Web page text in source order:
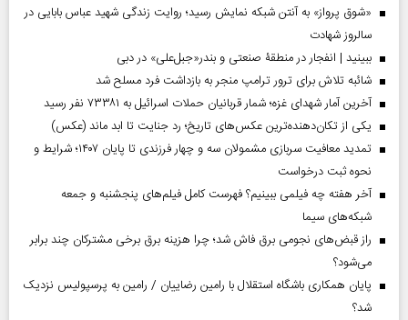
«شوق پرواز» به آنتن شبکه نمایش رسید؛ روایت زندگی شهید عباس بابایی در
سالروز شهادت
ببینید | انفجار در منطقۀ صنعتی و بندر«جبل‌علی» در دبی
شائبه تلاش برای ترور ترامپ منجر به بازداشت فرد مسلح شد
آخرین آمار شهدای غزه؛ شمار قربانیان حملات اسرائیل به ۷۳۳۸۱ نفر رسید
یکی از تکان‌دهنده‌ترین عکس‌های تاریخ؛ رد جنایت تا ابد ماند (عکس)
تمدید معافیت سربازی مشمولان سه و چهار فرزندی تا پایان ۱۴۰۷؛ شرایط و
نحوه ثبت درخواست
آخر هفته چه فیلمی ببینیم؟ فهرست کامل فیلم‌های پنجشنبه و جمعه
شبکه‌های سیما
راز قبض‌های نجومی برق فاش شد؛ چرا هزینه برق برخی مشترکان چند برابر
می‌شود؟
پایان همکاری باشگاه استقلال با رامین رضاییان / رامین به پرسپولیس نزدیک
شد؟